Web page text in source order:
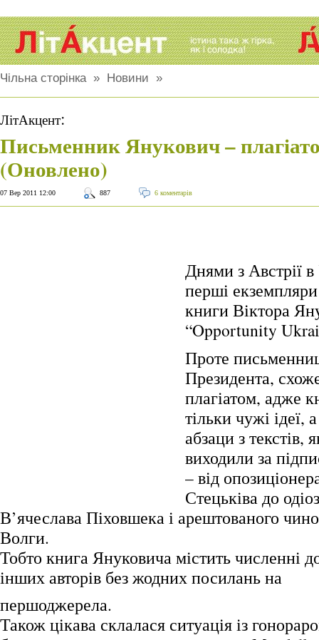
Чільна сторінка» Новини »
ЛітАкцент:
Письменник Янукович –
(Оновлено)
07 Вер 2011 12:00 887 6 коментарів
Днями з Австрії
перші
книги Віктора
“Opportunity
Проте
Президента,
плагіатом, адже
тільки чужі ідеї,
абзаци з текстів,
виходили за
– від
Стецьківа до
В’ячеслава Піховшека і арештованого
Волги.
Тобто книга Януковича містить численні
інших авторів без жодних посилань на
першоджерела.
Також цікава склалася ситуація із